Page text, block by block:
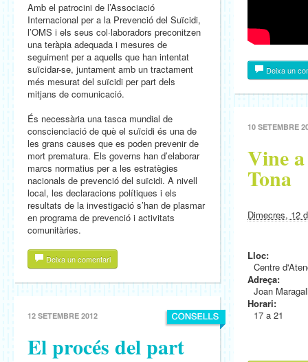
Amb el patrocini de l’Associació
Internacional per a la Prevenció del Suïcidi,
l’OMS i els seus col·laboradors preconitzen
una teràpia adequada i mesures de
seguiment per a aquells que han intentat
suïcidar-se, juntament amb un tractament
més mesurat del suïcidi per part dels
mitjans de comunicació.
És necessària una tasca mundial de
conscienciació de què el suïcidi és una de
les grans causes que es poden prevenir de
mort prematura. Els governs han d’elaborar
marcs normatius per a les estratègies
nacionals de prevenció del suïcidi. A nivell
local, les declaracions polítiques i els
resultats de la investigació s’han de plasmar
en programa de prevenció i activitats
comunitàries.
Deixa un comentari
12 SETEMBRE 2012
El procés del part
Deixa un
10 SETEMBRE
Vine
Tona
Dimecres, 12
Lloc:
Centre
Adreça:
Joan
Horari:
17 a 21